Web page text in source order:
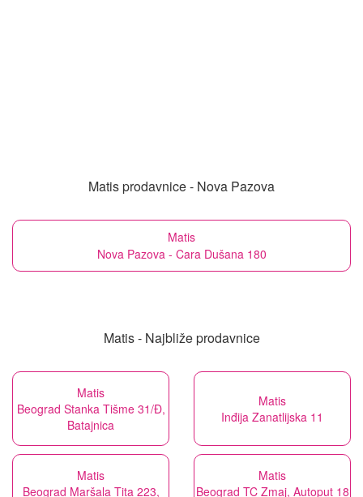
Matis prodavnice - Nova Pazova
Matis
Nova Pazova - Cara Dušana 180
Matis - Najbliže prodavnice
Matis
Beograd Stanka Tišme 31/Đ,
Batajnica
Matis
Inđija Zanatlijska 11
Matis
Beograd Maršala Tita 223,
Matis
Beograd TC Zmaj, Autoput 18